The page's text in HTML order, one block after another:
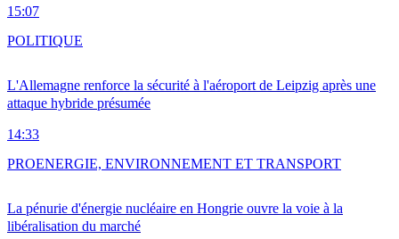
15:07
L'Allemagne renforce la sécurité à l'aéroport de Leipzig après une
attaque hybride présumée
14:33
POLITIQUE
La pénurie d'énergie nucléaire en Hongrie ouvre la voie à la
libéralisation du marché
PROENERGIE, ENVIRONNEMENT ET TRANSPORT